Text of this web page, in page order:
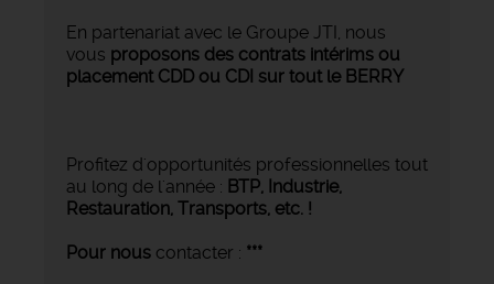
En partenariat avec le Groupe JTI, nous
vous proposons des contrats intérims ou
placement CDD ou CDI sur tout le BERRY
Profitez d'opportunités professionnelles tout
au long de l'année : BTP, Industrie,
Restauration, Transports, etc. !
Pour nous contacter : ***